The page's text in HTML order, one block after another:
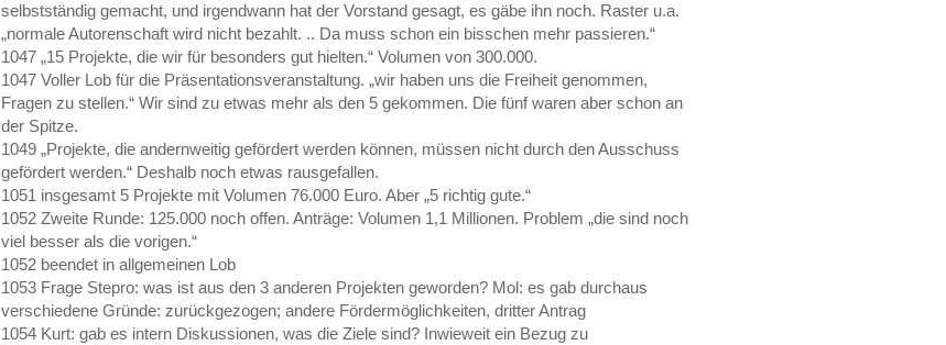
selbstständig gemacht, und irgendwann hat der Vorstand gesagt, es gäbe ihn noch. Raster u.a.
„normale Autorenschaft wird nicht bezahlt. .. Da muss schon ein bisschen mehr passieren.“
1047 „15 Projekte, die wir für besonders gut hielten.“ Volumen von 300.000.
1047 Voller Lob für die Präsentationsveranstaltung. „wir haben uns die Freiheit genommen,
Fragen zu stellen.“ Wir sind zu etwas mehr als den 5 gekommen. Die fünf waren aber schon an
der Spitze.
1049 „Projekte, die andernweitig gefördert werden können, müssen nicht durch den Ausschuss
gefördert werden.“ Deshalb noch etwas rausgefallen.
1051 insgesamt 5 Projekte mit Volumen 76.000 Euro. Aber „5 richtig gute.“
1052 Zweite Runde: 125.000 noch offen. Anträge: Volumen 1,1 Millionen. Problem „die sind noch
viel besser als die vorigen.“
1052 beendet in allgemeinen Lob
1053 Frage Stepro: was ist aus den 3 anderen Projekten geworden? Mol: es gab durchaus
verschiedene Gründe: zurückgezogen; andere Fördermöglichkeiten, dritter Antrag
1054 Kurt: gab es intern Diskussionen, was die Ziele sind? Inwieweit ein Bezug zu